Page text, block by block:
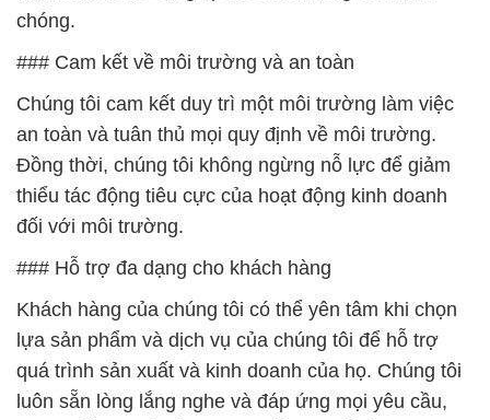
chóng.
### Cam kết về môi trường và an toàn
Chúng tôi cam kết duy trì một môi trường làm việc
an toàn và tuân thủ mọi quy định về môi trường.
Đồng thời, chúng tôi không ngừng nỗ lực để giảm
thiểu tác động tiêu cực của hoạt động kinh doanh
đối với môi trường.
### Hỗ trợ đa dạng cho khách hàng
Khách hàng của chúng tôi có thể yên tâm khi chọn
lựa sản phẩm và dịch vụ của chúng tôi để hỗ trợ
quá trình sản xuất và kinh doanh của họ. Chúng tôi
luôn sẵn lòng lắng nghe và đáp ứng mọi yêu cầu,